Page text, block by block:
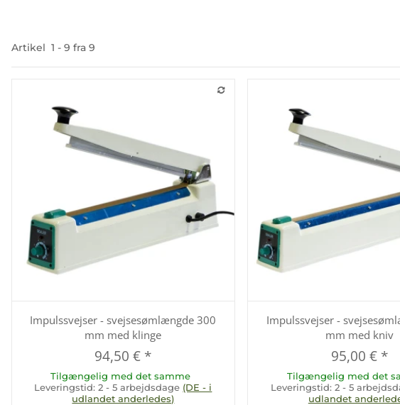
Artikel 1 - 9 fra 9
Impulssvejser - svejsesømlængde 300
mm med klinge
94,50 € *
Tilgængelig med det samme
Leveringstid:2 - 5 arbejdsdage (DE - i
udlandet anderledes)
Impulssvejser -
mm med kniv
95,00 € *
Tilgængelig med det
Leveringstid: 2 - 5
udlandet